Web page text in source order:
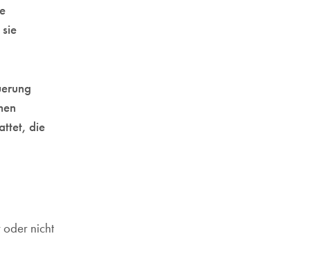
die
nicht